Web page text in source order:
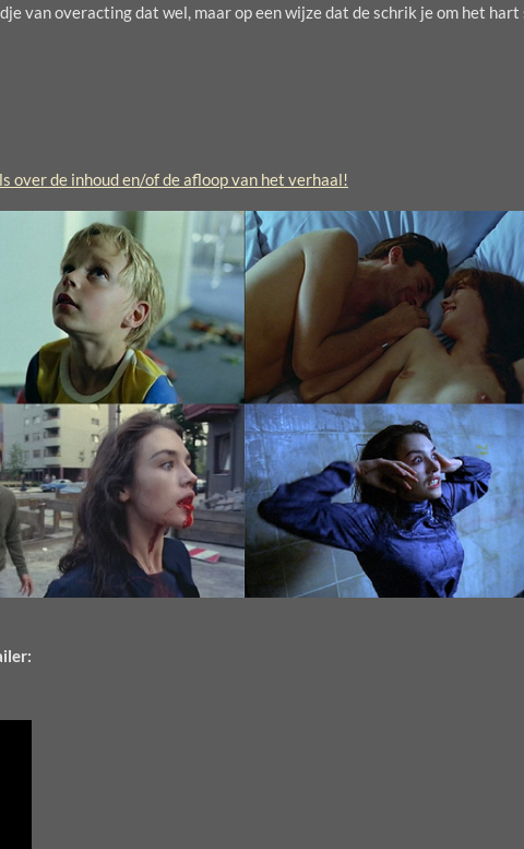
van overacting dat wel, maar op een wijze dat de schrik je om het
de inhoud en/of de afloop van het verhaal!